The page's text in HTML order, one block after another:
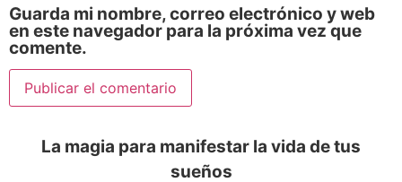
Guarda mi nombre, correo electrónico y web
en este navegador para la próxima vez que
comente.
La magia para manifestar la vida de tus
sueños